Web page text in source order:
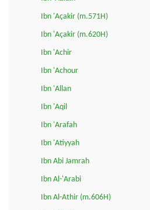
Ibn 'Açakir (m.571H)
Ibn 'Açakir (m.620H)
Ibn 'Achir
Ibn 'Achour
Ibn 'Allan
Ibn 'Aqil
Ibn 'Arafah
Ibn 'Atiyyah
Ibn Abi Jamrah
Ibn Al-'Arabi
Ibn Al-Athir (m.606H)